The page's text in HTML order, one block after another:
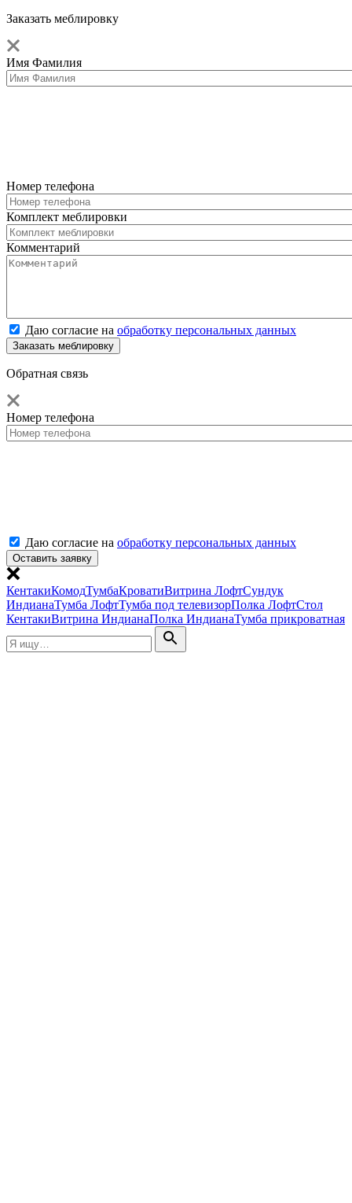
Заказать меблировку
Имя Фамилия
Номер телефона
Комплект меблировки
Комментарий
Даю согласие на обработку персональных данных
Обратная связь
Номер телефона
Даю согласие на обработку персональных данных
КентакиКомодТумбаКроватиВитрина ЛофтСундук
ИндианаТумба ЛофтТумба под телевизорПолка ЛофтСтол
КентакиВитрина ИндианаПолка ИндианаТумба прикроватная